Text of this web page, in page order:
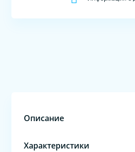
Описание
Характеристики